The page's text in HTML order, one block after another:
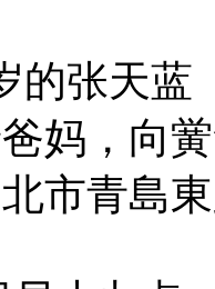
的张天蓝
妈，向
市青島